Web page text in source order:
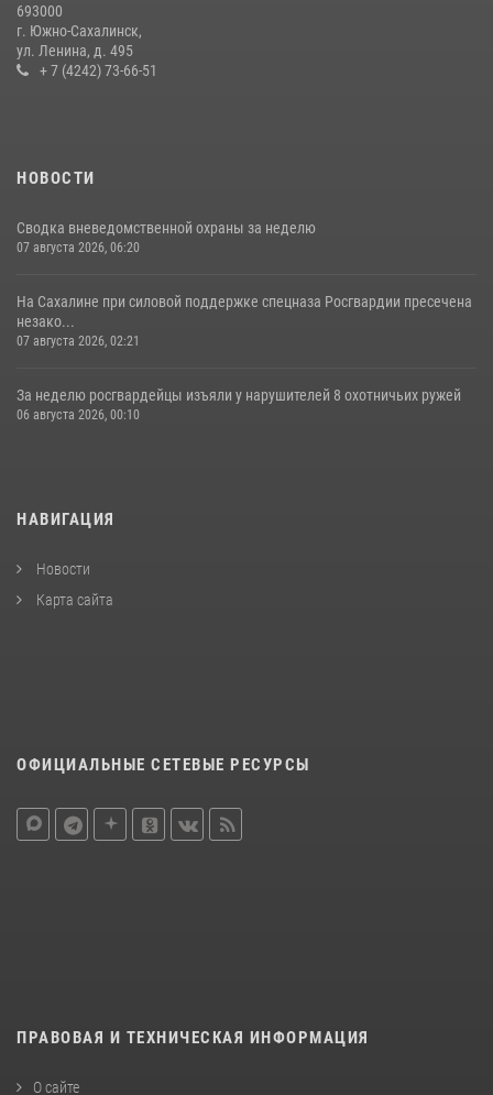
693000
г. Южно-Сахалинск,
ул. Ленина, д. 495
+ 7 (4242) 73-66-51
НОВОСТИ
Сводка вневедомственной охраны за неделю
07 августа 2026, 06:20
На Сахалине при силовой поддержке спецназа Росгвардии пресечена
незако...
07 августа 2026, 02:21
За неделю росгвардейцы изъяли у нарушителей 8 охотничьих ружей
06 августа 2026, 00:10
НАВИГАЦИЯ
Новости
Карта сайта
ОФИЦИАЛЬНЫЕ СЕТЕВЫЕ РЕСУРСЫ
ПРАВОВАЯ И ТЕХНИЧЕСКАЯ ИНФОРМАЦИЯ
О сайте